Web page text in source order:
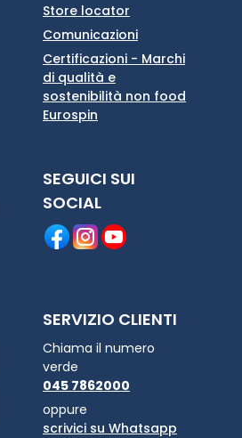
Store locator
Comunicazioni
Certificazioni - Marchi
di qualità e
sostenibilità non food
Eurospin
SEGUICI SUI
SOCIAL
SERVIZIO CLIENTI
Chiama il numero
verde
045 7862000
oppure
scrivici su Whatsapp